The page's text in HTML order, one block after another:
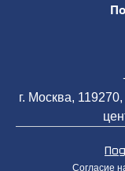
г. Москва,
Согласие